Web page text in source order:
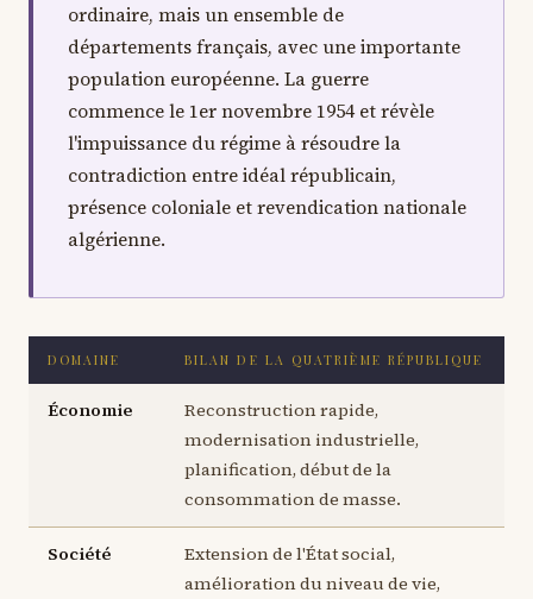
ordinaire, mais un ensemble de
départements français, avec une importante
population européenne. La guerre
commence le 1er novembre 1954 et révèle
l'impuissance du régime à résoudre la
contradiction entre idéal républicain,
présence coloniale et revendication nationale
algérienne.
DOMAINE BILAN DE LA QUATRIÈME RÉPUBLIQUE
Économie
Reconstruction rapide,
modernisation industrielle,
planification, début de la
consommation de masse.
Société
Extension de l'État social,
amélioration du niveau de vie,